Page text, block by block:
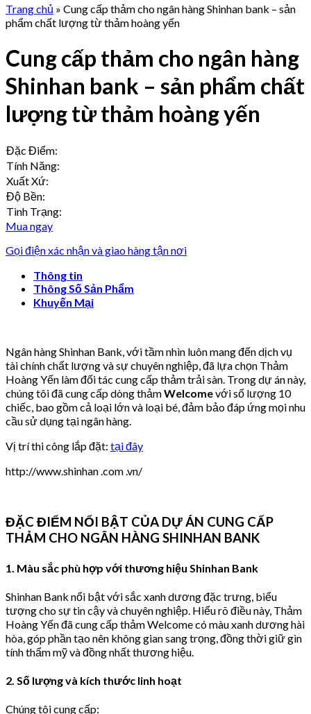
Trang chủ » Cung cấp thảm cho ngân hàng Shinhan bank – sản
phẩm chất lượng từ thảm hoàng yến
Cung cấp thảm cho ngân hàng
Shinhan bank – sản phẩm chất
lượng từ thảm hoàng yến
Đặc Điểm:
Tính Năng:
Xuất Xứ:
Độ Bền:
Tình Trạng:
Mua ngay
Gọi điện xác nhận và giao hàng tận nơi
Thông tin
Thông Số Sản Phẩm
Khuyến Mại
Ngân hàng Shinhan Bank, với tầm nhìn luôn mang đến dịch vụ
tài chính chất lượng và sự chuyên nghiệp, đã lựa chọn Thảm
Hoàng Yến làm đối tác cung cấp thảm trải sàn. Trong dự án này,
chúng tôi đã cung cấp dòng thảmWelcomevới số lượng 10
chiếc, bao gồm cả loại lớn và loại bé, đảm bảo đáp ứng mọi nhu
cầu sử dụng tại ngân hàng.
Vị trí thi công lắp đặt: tại đây
http://www.shinhan .com .vn/
ĐẶC ĐIỂM NỔI BẬT CỦA DỰ ÁN CUNG CẤP
THẢM CHO NGÂN HÀNG SHINHAN BANK
1. Màu sắc phù hợp với thương hiệu Shinhan Bank
Shinhan Bank nổi bật với sắc xanh dương đặc trưng, biểu
tượng cho sự tin cậy và chuyên nghiệp. Hiểu rõ điều này, Thảm
Hoàng Yến đã cung cấp thảm Welcome có màu xanh dương hài
hòa, góp phần tạo nên không gian sang trọng, đồng thời giữ gìn
tính thẩm mỹ và đồng nhất thương hiệu.
2. Số lượng và kích thước linh hoạt
Chúng tôi cung cấp: